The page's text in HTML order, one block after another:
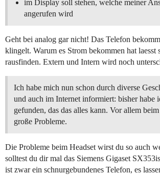
im Display soll stehen, welche meiner
angerufen wird
Geht bei analog gar nicht! Das Telefon
klingelt. Warum es Strom bekommen hat laesst
rausfinden. Extern und Intern wird noch
Ich habe mich nun schon durch diverse
und auch im Internet informiert: bisher habe
gefunden, das das alles kann. Vor allem
große Probleme.
Die Probleme beim Headset wirst du so auch
solltest du dir mal das Siemens Gigaset
ist zwar ein schnurgebundenes Telefon, es